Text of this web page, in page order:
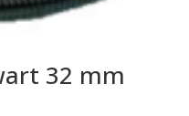
32 mm